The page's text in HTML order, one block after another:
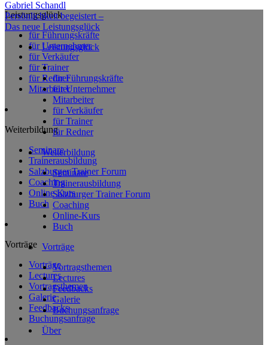
Gabriel Schandl
Persönlichkeit begeistert –
Das neue Leistungsglück
Leistungsglück
für Führungskräfte
für Unternehmer
Mitarbeiter
für Verkäufer
für Trainer
für Redner
Weiterbildung
Seminare
Trainerausbildung
Salzburger Trainer Forum
Coaching
Online-Kurs
Buch
Vorträge
Vortragsthemen
Lectures
Feedbacks
Galerie
Buchungsanfrage
Über
Leistungsglück
für Führungskräfte
für Unternehmer
für Verkäufer
für Trainer
für Redner
Mitarbeiter
Weiterbildung
Seminare
Trainerausbildung
Salzburger Trainer Forum
Coaching
Online Kurs
Buch
Vorträge
Vorträge
Lectures
Vortragsthemen
Galerie
Feedbacks
Buchungsanfrage